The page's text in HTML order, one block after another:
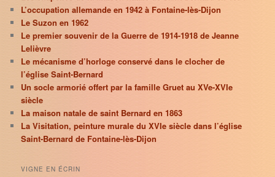
L’occupation allemande en 1942 à Fontaine-lès-Dijon
Le Suzon en 1962
Le premier souvenir de la Guerre de 1914-1918 de Jeanne
Lelièvre
Le mécanisme d’horloge conservé dans le clocher de
l’église Saint-Bernard
Un socle armorié offert par la famille Gruet au XVe-XVIe
siècle
La maison natale de saint Bernard en 1863
La Visitation, peinture murale du XVIe siècle dans l’église
Saint-Bernard de Fontaine-lès-Dijon
VIGNE EN ÉCRIN